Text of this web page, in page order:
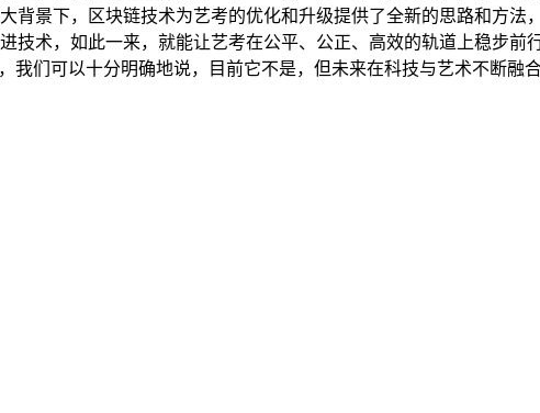
背景下，区块链技术为艺考的优化和升级提供了全新的思路和方
技术，如此一来，就能让艺考在公平、公正、高效的轨道上稳步
我们可以十分明确地说，目前它不是，但未来在科技与艺术不断